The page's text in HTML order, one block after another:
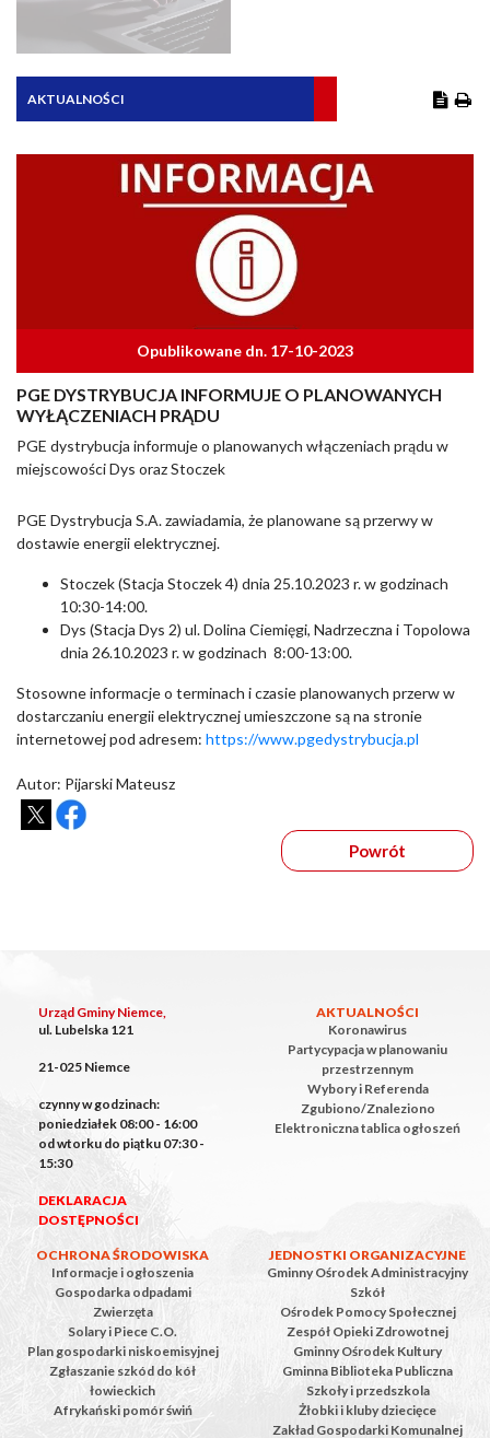
AKTUALNOŚCI
Opublikowane dn. 17-10-2023
PGE DYSTRYBUCJA INFORMUJE O PLANOWANYCH
WYŁĄCZENIACH PRĄDU
PGE dystrybucja informuje o planowanych włączeniach prądu w
miejscowości Dys oraz Stoczek
PGE Dystrybucja S.A. zawiadamia, że planowane są przerwy w
dostawie energii elektrycznej.
Stoczek (Stacja Stoczek 4) dnia 25.10.2023 r. w godzinach
10:30-14:00.
Dys (Stacja Dys 2) ul. Dolina Ciemięgi, Nadrzeczna i Topolowa
dnia 26.10.2023 r. w godzinach 8:00-13:00.
Stosowne informacje o terminach i czasie planowanych przerw w
dostarczaniu energii elektrycznej umieszczone są na stronie
internetowej pod adresem: https://www.pgedystrybucja.pl
Autor: Pijarski Mateusz
Powrót
Urząd Gminy Niemce,
ul. Lubelska 121
21-025 Niemce
czynny w godzinach:
poniedziałek 08:00 - 16:00
od wtorku do piątku 07:30 -
15:30
DEKLARACJA
DOSTĘPNOŚCI
AKTUALNOŚCI
Koronawirus
Partycypacja w planowaniu
przestrzennym
Wybory i Referenda
Zgubiono/Znaleziono
Elektroniczna tablica ogłoszeń
OCHRONA ŚRODOWISKA
Informacje i ogłoszenia
Gospodarka odpadami
Zwierzęta
Solary i Piece C.O.
Plan gospodarki niskoemisyjnej
Zgłaszanie szkód do kół
łowieckich
Afrykański pomór świń
JEDNOSTKI ORGANIZACYJNE
Gminny Ośrodek Administracyjny
Szkół
Ośrodek Pomocy Społecznej
Zespół Opieki Zdrowotnej
Gminny Ośrodek Kultury
Gminna Biblioteka Publiczna
Szkoły i przedszkola
Żłobki i kluby dziecięce
Zakład Gospodarki Komunalnej